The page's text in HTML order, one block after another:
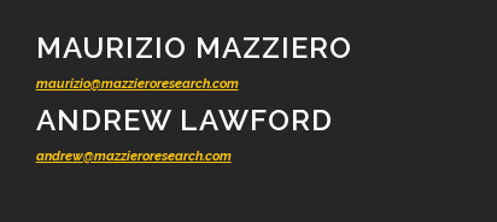
MAURIZIO MAZZIERO
maurizio@mazzieroresearch.com
ANDREW LAWFORD
andrew@mazzieroresearch.com